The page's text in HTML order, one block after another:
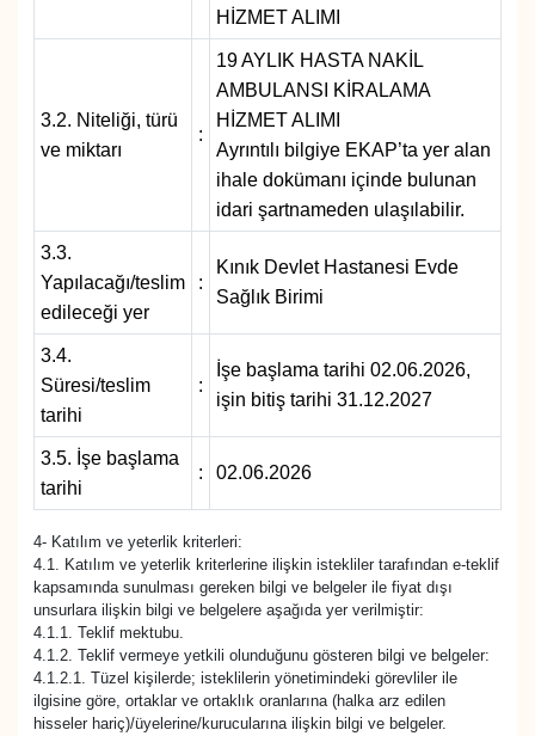
HİZMET ALIMI
3.2. Niteliği, türü
ve miktarı
:
19 AYLIK HASTA NAKİL
AMBULANSI KİRALAMA
HİZMET ALIMI
Ayrıntılı bilgiye EKAP’ta yer alan
ihale dokümanı içinde bulunan
idari şartnameden ulaşılabilir.
3.3.
Yapılacağı/teslim
edileceği yer
:
Kınık Devlet Hastanesi Evde
Sağlık Birimi
3.4.
Süresi/teslim
tarihi
:
İşe başlama tarihi 02.06.2026,
işin bitiş tarihi 31.12.2027
3.5. İşe başlama
tarihi
: 02.06.2026
4- Katılım ve yeterlik kriterleri:
4.1. Katılım ve yeterlik kriterlerine ilişkin istekliler tarafından e-teklif
kapsamında sunulması gereken bilgi ve belgeler ile fiyat dışı
unsurlara ilişkin bilgi ve belgelere aşağıda yer verilmiştir:
4.1.1. Teklif mektubu.
4.1.2. Teklif vermeye yetkili olunduğunu gösteren bilgi ve belgeler:
4.1.2.1. Tüzel kişilerde; isteklilerin yönetimindeki görevliler ile
ilgisine göre, ortaklar ve ortaklık oranlarına (halka arz edilen
hisseler hariç)/üyelerine/kurucularına ilişkin bilgi ve belgeler.